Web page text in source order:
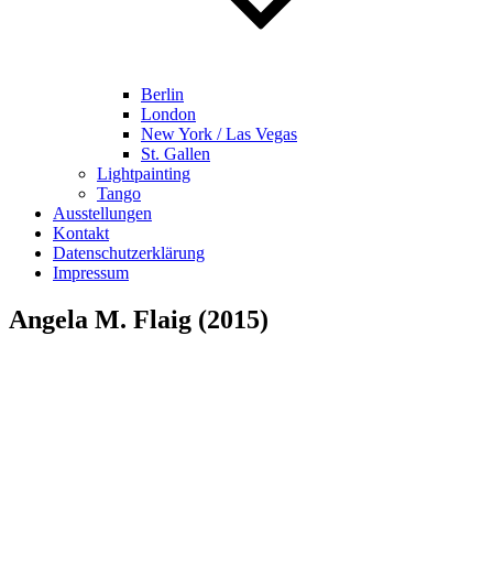
Berlin
London
New York / Las Vegas
St. Gallen
Lightpainting
Tango
Ausstellungen
Kontakt
Datenschutzerklärung
Impressum
Angela M. Flaig (2015)